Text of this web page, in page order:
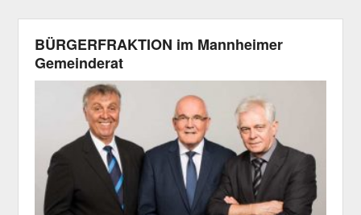
BÜRGERFRAKTION im Mannheimer
Gemeinderat